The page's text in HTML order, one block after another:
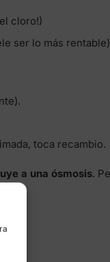
cloro!)
ser lo más
toca recambio.
a una ósmosis.